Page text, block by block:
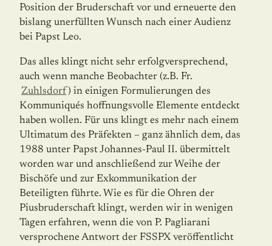
Position der Bruderschaft vor und er­neu­erte den
bislang unerfüllten Wunsch nach einer Audienz
bei Papst Leo.
Das alles klingt nicht sehr erfolgversprechend,
auch wenn manche Beobachter (z.B. Fr.
Zuhlsdorf ) in einigen Formulierungen des
Kommuniqués hoffnungsvolle Elemente entdeckt
haben wollen. Für uns klingt es mehr nach einem
Ultimatum des Präfekten – ganz ähnlich dem, das
1988 unter Papst Johannes-Paul II. übermittelt
worden war und anschließend zur Weihe der
Bischöfe und zur Exkommunikation der
Beteiligten führte. Wie es für die Ohren der
Piusbruderschaft klingt, werden wir in wenigen
Tagen erfahren, wenn die von P. Pagliarani
versprochene Antwort der FSSPX veröffentlicht